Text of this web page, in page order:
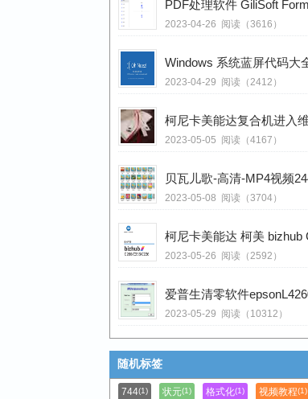
2023-04-26 阅读（3616）
2023-04-29 阅读（2412）
2023-05-05 阅读（4167）
2023-05-08 阅读（3704）
2023-05-26 阅读（2592）
2023-05-29 阅读（10312）
随机标签
744(1) 状元(1) 格式化(1) 视频教程(1)